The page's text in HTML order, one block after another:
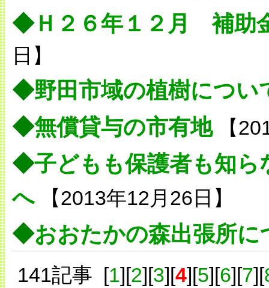
◆Ｈ２６年１２月 補助
日】
◆野田市域の植樹につ
◆無償貸与の市有地【
◆子どもも保護者も知
へ【2013年12月26日】
◆おおたかの森出張所に
141記事 [1][2][3][4][5][6][7][